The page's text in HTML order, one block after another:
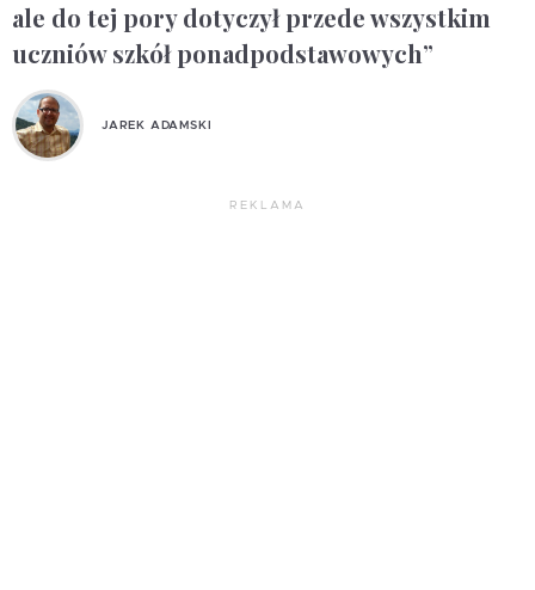
ale do tej pory dotyczył przede wszystkim
uczniów szkół ponadpodstawowych”
JAREK ADAMSKI
REKLAMA